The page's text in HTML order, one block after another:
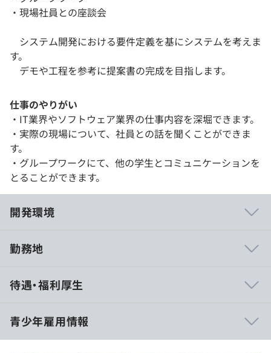
・現場社員との座談会
システム開発における要件定義を基にシステムを考えま
す。
デモや工程を参考に提案書の完成を目指します。
仕事のやりがい
・IT業界やソフトウェア業界の仕事内容を深堀できます。
・実際の現場について、社員との話を聞くことができま
す。
・グループワークにて、他の学生とコミュニケーションを
とることができます。
開発環境
生の整備にしっかり取り組んでおります。
しています。
・男女の区別なく長く働ける環境です。
勤務地
待遇・福利厚生
報酬なし
青少年雇用情報